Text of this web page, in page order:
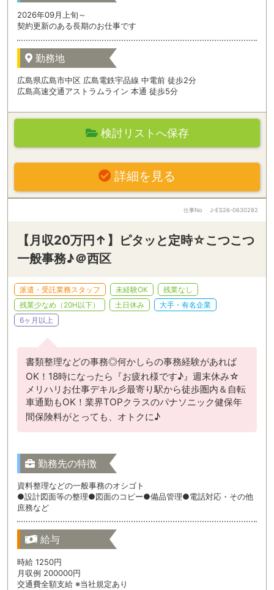
2026年09月上旬～
契約更新のある長期のお仕事です
勤務地
広島県広島市中区 広島電鉄宇品線 中電前 徒歩2分
広島高速交通アストラムライン 本通 徒歩5分
検討リストへ保存
詳細を見る
仕事No J-ES26-0630282
【月収20万円↑】ピタッと定時☆こつこつ
一般事務♪＠西区
派遣・受託業務スタッフ 未経験OK
残業なし
残業少なめ（20H以下）
土日休み
大手・有名企業
6ヶ月以上
書類整理などの事務◎何かしらの事務経験があれば
OK！18時になったら『お疲れ様です♪』週末休み☆
メリハリお仕事デキル彡最寄り駅から徒歩圏内＆自転
車通勤もOK！業界TOPクラスのパナソニック健保年
間保険料がとっても、オトクに♪
勤務先の特徴
資料整理などの一般事務のオシゴト
●設計図面等の整理●図面のコピー●備品管理●電話対応・その他
庶務など
給与
時給 1250円
月収例 200000円
交通費全額支給 ※当社規定あり